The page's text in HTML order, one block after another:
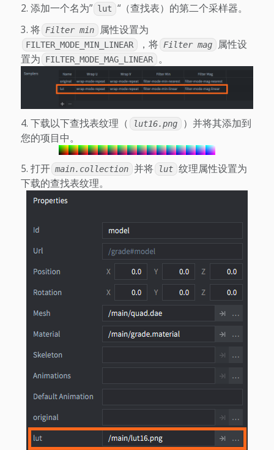
添加一个名为” lut
“（查找表）的第二个采样器。
将 Filter min 属性设置为
FILTER_MODE_MIN_LINEAR ，将 Filter mag
属性设
置为
FILTER_MODE_MAG_LINEAR 。
下载以下查找表纹理（ lut16.png
）并将其添加到
您的项目中。
打开 main.collection 并将 lut 纹理属性设置为
下载的查找表纹理。